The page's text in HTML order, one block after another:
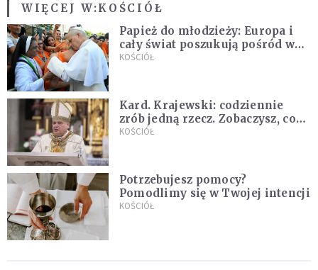
WIĘCEJ W:KOŚCIÓŁ
Papież do młodzieży: Europa i
cały świat poszukują pośród was
nowych świętych
KOŚCIÓŁ
Kard. Krajewski: codziennie
zrób jedną rzecz. Zobaczysz, co
stanie się z twoim życiem
KOŚCIÓŁ
Potrzebujesz pomocy?
Pomodlimy się w Twojej intencji
KOŚCIÓŁ